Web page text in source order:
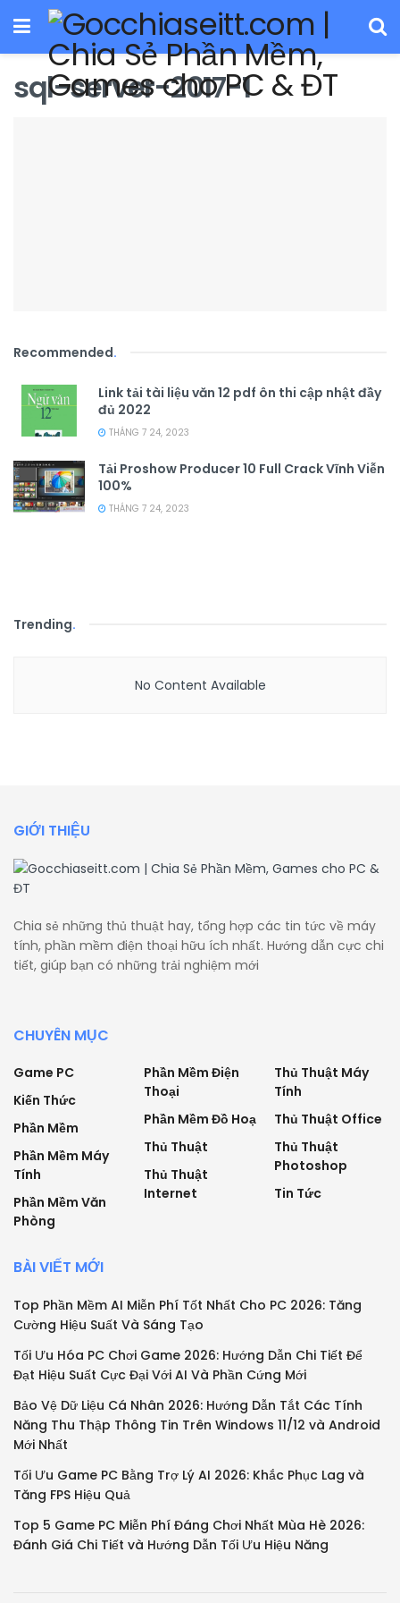
sql-server-2017-1
Recommended.
Link tải tài liệu văn 12 pdf ôn thi cập nhật đầy
đủ 2022
THÁNG 7 24, 2023
Tải Proshow Producer 10 Full Crack Vĩnh Viễn
100%
THÁNG 7 24, 2023
Trending.
No Content Available
GIỚI THIỆU
Chia sẻ những thủ thuật hay, tổng hợp các tin tức về máy
tính, phần mềm điện thoại hữu ích nhất. Hướng dẫn cực chi
tiết, giúp bạn có những trải nghiệm mới
CHUYÊN MỤC
Game PC
Kiến Thức
Phần Mềm
Phần Mềm Máy
Tính
Phần Mềm Văn
Phòng
Phần Mềm Điện
Thoại
Phần Mềm Đồ Hoạ
Thủ Thuật
Thủ Thuật
Internet
Thủ Thuật Máy
Tính
Thủ Thuật Office
Thủ Thuật
Photoshop
Tin Tức
BÀI VIẾT MỚI
Top Phần Mềm AI Miễn Phí Tốt Nhất Cho PC 2026: Tăng
Cường Hiệu Suất Và Sáng Tạo
Tối Ưu Hóa PC Chơi Game 2026: Hướng Dẫn Chi Tiết Để
Đạt Hiệu Suất Cực Đại Với AI Và Phần Cứng Mới
Bảo Vệ Dữ Liệu Cá Nhân 2026: Hướng Dẫn Tắt Các Tính
Năng Thu Thập Thông Tin Trên Windows 11/12 và Android
Mới Nhất
Tối Ưu Game PC Bằng Trợ Lý AI 2026: Khắc Phục Lag và
Tăng FPS Hiệu Quả
Top 5 Game PC Miễn Phí Đáng Chơi Nhất Mùa Hè 2026:
Đánh Giá Chi Tiết và Hướng Dẫn Tối Ưu Hiệu Năng